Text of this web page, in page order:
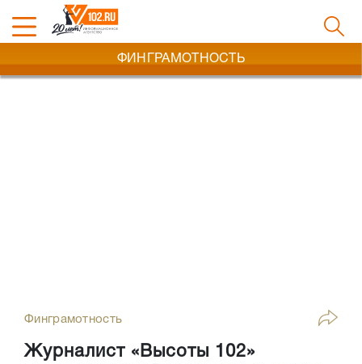
ФИНГРАМОТНОСТЬ
Финграмотность
Журналист «Высоты 102»